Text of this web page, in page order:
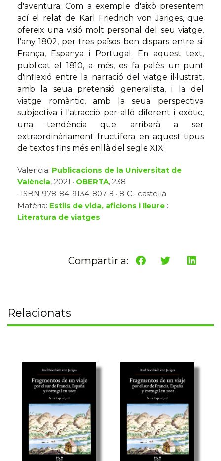
d'aventura. Com a exemple d'això presentem
ací el relat de Karl Friedrich von Jariges, que
ofereix una visió molt personal del seu viatge,
l'any 1802, per tres països ben dispars entre si:
França, Espanya i Portugal. En aquest text,
publicat el 1810, a més, es fa palès un punt
d'inflexió entre la narració del viatge il·lustrat,
amb la seua pretensió generalista, i la del
viatge romàntic, amb la seua perspectiva
subjectiva i l'atracció per allò diferent i exòtic,
una tendència que arribarà a ser
extraordinàriament fructífera en aquest tipus
de textos fins més enllà del segle XIX.
Valencia: Publicacions de la Universitat de
València, 2021 · OBERTA, 238
· ISBN 978-84-9134-807-8 · 8 € · castellà
Matèria: Estils de vida, aficions i lleure :
Literatura de viatges
Compartir a:
Relacionats